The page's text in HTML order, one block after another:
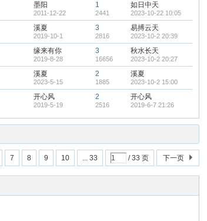
墨阳
2011-12-22
1
2441
如日中天
2023-10-22 10:05
溪夏
2019-10-1
3
2816
易搏云天
2023-10-2 20:39
缘来有你
2019-8-28
3
16656
秋水长天
2023-10-2 20:27
溪夏
2023-5-15
2
1885
溪夏
2023-10-2 15:00
开心风
2019-5-19
2
2516
开心风
2019-6-7 21:26
7 8 9 10 ... 33 / 33 页 下一页